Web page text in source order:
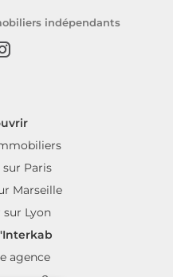
indépendants
Paris
Marseille
Lyon
agence